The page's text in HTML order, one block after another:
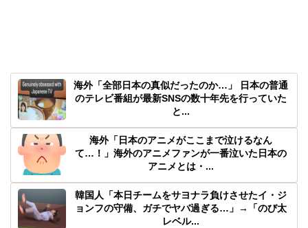
海外「全部日本の真似だったのか…」 日本の普通
のテレビ番組が最新SNSの数十年先を行っていた
と...
海外「日本のアニメがここまで泣けるなん
て…！」海外のアニメファンが一番泣いた日本の
アニメとは・...
韓国人「本日チームをサヨナラ負けさせたイ・ジ
ョンフの守備、ガチでヤバ過ぎる…」→「のび太
レベル...